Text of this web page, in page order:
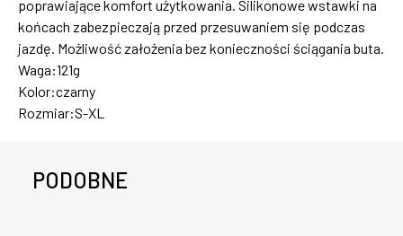
poprawiające komfort użytkowania. Silikonowe wstawki na
końcach zabezpieczają przed przesuwaniem się podczas
jazdę. Możliwość założenia bez konieczności ściągania buta.
Waga:121g
Kolor:czarny
Rozmiar:S-XL
PODOBNE